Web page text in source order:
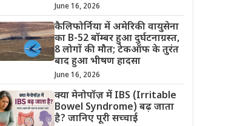
June 16, 2026
कैलिफोर्निया में अमेरिकी वायुसेना
का B-52 बॉम्बर हुआ दुर्घटनाग्रस्त,
8 लोगों की मौत; टेकऑफ के तुरंत
बाद हुआ भीषण हादसा
June 16, 2026
क्या मेनोपॉज़ में IBS (Irritable
Bowel Syndrome) बढ़ जाता
है? जानिए पूरी सच्चाई